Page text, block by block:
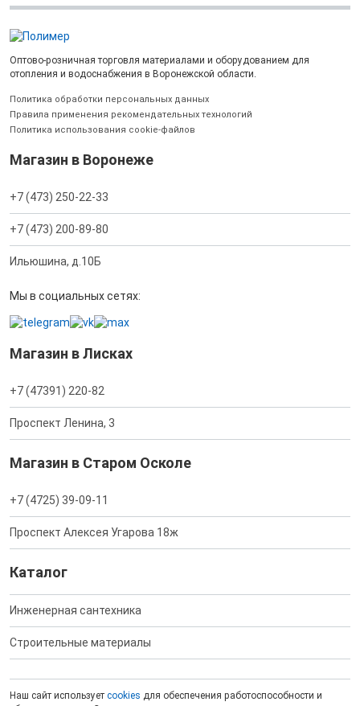
Оптово-розничная торговля материалами и оборудованием для
отопления и водоснабжения в Воронежской области.
Политика обработки персональных данных
Правила применения рекомендательных технологий
Политика использования cookie-файлов
Магазин в Воронеже
+7 (473) 250-22-33
+7 (473) 200-89-80
Ильюшина, д.10Б
Мы в социальных сетях:
Магазин в Лисках
+7 (47391) 220-82
Проспект Ленина, 3
Магазин в Старом Осколе
+7 (4725) 39-09-11
Проспект Алексея Угарова 18ж
Каталог
Инженерная сантехника
Строительные материалы
Наш сайт использует cookies для обеспечения работоспособности и